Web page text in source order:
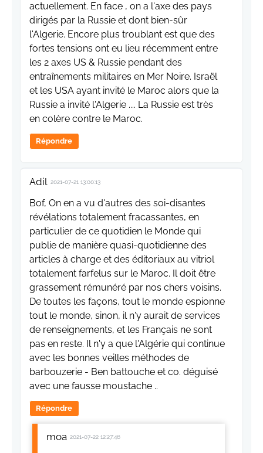
actuellement. En face , on a l'axe des pays
dirigés par la Russie et dont bien-sûr
l'Algerie. Encore plus troublant est que des
fortes tensions ont eu lieu récemment entre
les 2 axes US & Russie pendant des
entraînements militaires en Mer Noire. Israël
et les USA ayant invité le Maroc alors que la
Russie a invité l'Algerie .... La Russie est très
en colère contre le Maroc.
Répondre
Adil 2021-07-21 13:00:13
Bof, On en a vu d'autres des soi-disantes
révélations totalement fracassantes, en
particulier de ce quotidien le Monde qui
publie de manière quasi-quotidienne des
articles à charge et des éditoriaux au vitriol
totalement farfelus sur le Maroc. Il doit être
grassement rémunéré par nos chers voisins.
De toutes les façons, tout le monde espionne
tout le monde, sinon, il n'y aurait de services
de renseignements, et les Français ne sont
pas en reste. Il n'y a que l'Algérie qui continue
avec les bonnes veilles méthodes de
barbouzerie - Ben battouche et co. déguisé
avec une fausse moustache ..
Répondre
moa 2021-07-22 12:27:46